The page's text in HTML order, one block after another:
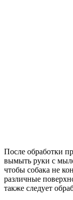
После обработки
вымыть руки с
чтобы собака не
различные
также следует